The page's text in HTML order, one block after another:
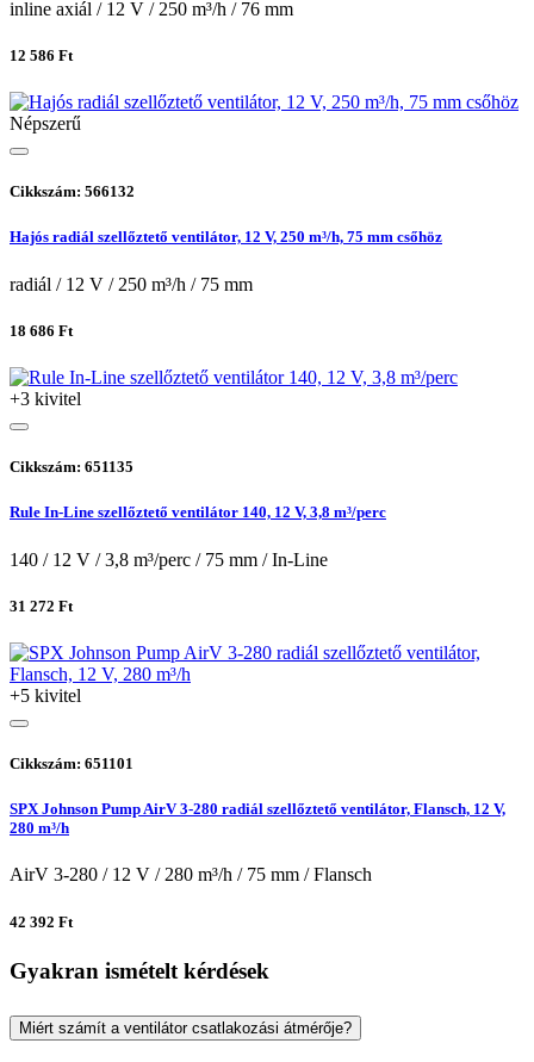
inline axiál / 12 V / 250 m³/h / 76 mm
12 586 Ft
Népszerű
Cikkszám: 566132
Hajós radiál szellőztető ventilátor, 12 V, 250 m³/h, 75 mm csőhöz
radiál / 12 V / 250 m³/h / 75 mm
18 686 Ft
+3 kivitel
Cikkszám: 651135
Rule In-Line szellőztető ventilátor 140, 12 V, 3,8 m³/perc
140 / 12 V / 3,8 m³/perc / 75 mm / In-Line
31 272 Ft
+5 kivitel
Cikkszám: 651101
SPX Johnson Pump AirV 3-280 radiál szellőztető ventilátor, Flansch, 12 V,
280 m³/h
AirV 3-280 / 12 V / 280 m³/h / 75 mm / Flansch
42 392 Ft
Gyakran ismételt kérdések
Miért számít a ventilátor csatlakozási átmérője?